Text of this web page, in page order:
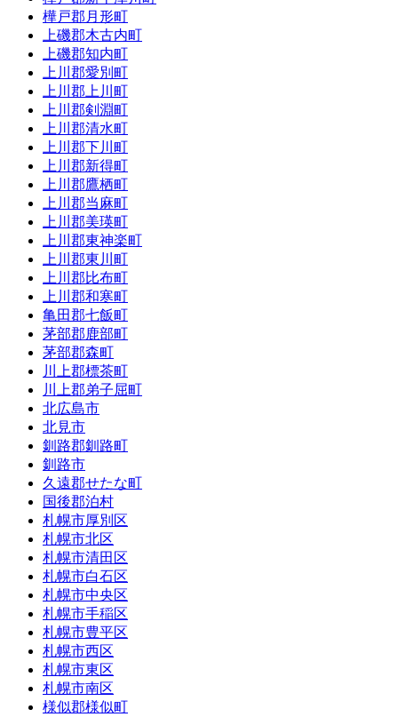
樺戸郡月形町
上磯郡木古内町
上磯郡知内町
上川郡愛別町
上川郡上川町
上川郡剣淵町
上川郡清水町
上川郡下川町
上川郡新得町
上川郡鷹栖町
上川郡当麻町
上川郡美瑛町
上川郡東神楽町
上川郡東川町
上川郡比布町
上川郡和寒町
亀田郡七飯町
茅部郡鹿部町
茅部郡森町
川上郡標茶町
川上郡弟子屈町
北広島市
北見市
釧路郡釧路町
釧路市
久遠郡せたな町
国後郡泊村
札幌市厚別区
札幌市北区
札幌市清田区
札幌市白石区
札幌市中央区
札幌市手稲区
札幌市豊平区
札幌市西区
札幌市東区
札幌市南区
様似郡様似町